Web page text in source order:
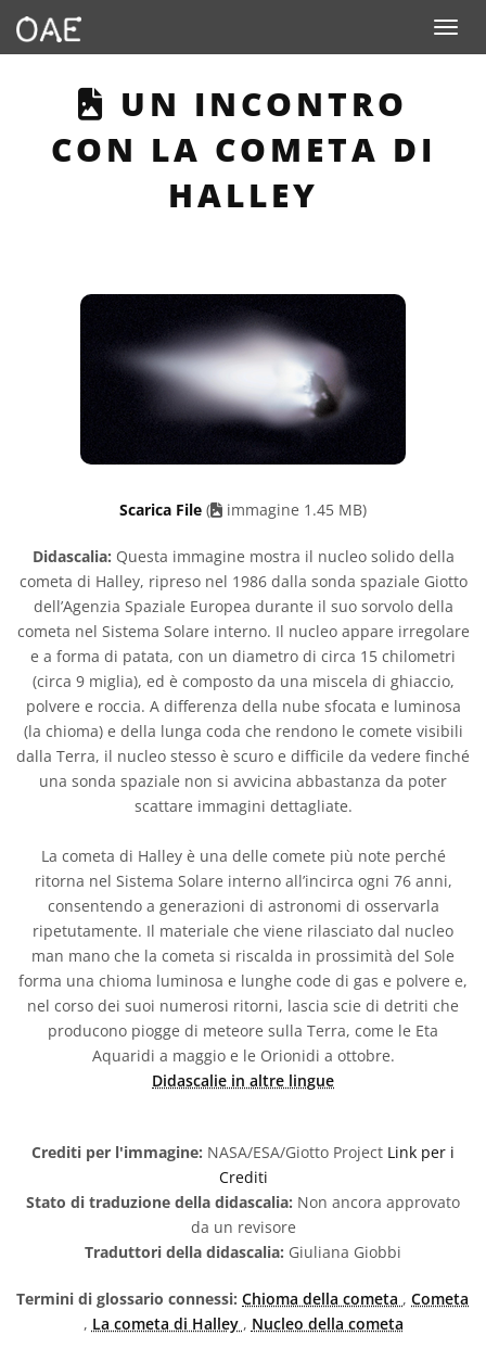
Toggle
THIS PAGE
UN INCONTRO
CON LA COMETA DI
HALLEY
Scarica File ( immagine 1.45 MB)
Didascalia: Questa immagine mostra il nucleo solido della
cometa di Halley, ripreso nel 1986 dalla sonda spaziale Giotto
dell’Agenzia Spaziale Europea durante il suo sorvolo della
cometa nel Sistema Solare interno. Il nucleo appare irregolare
e a forma di patata, con un diametro di circa 15 chilometri
(circa 9 miglia), ed è composto da una miscela di ghiaccio,
polvere e roccia. A differenza della nube sfocata e luminosa
(la chioma) e della lunga coda che rendono le comete visibili
dalla Terra, il nucleo stesso è scuro e difficile da vedere finché
una sonda spaziale non si avvicina abbastanza da poter
scattare immagini dettagliate.
La cometa di Halley è una delle comete più note perché
ritorna nel Sistema Solare interno all’incirca ogni 76 anni,
consentendo a generazioni di astronomi di osservarla
ripetutamente. Il materiale che viene rilasciato dal nucleo
man mano che la cometa si riscalda in prossimità del Sole
forma una chioma luminosa e lunghe code di gas e polvere e,
nel corso dei suoi numerosi ritorni, lascia scie di detriti che
producono piogge di meteore sulla Terra, come le Eta
Aquaridi a maggio e le Orionidi a ottobre.
Didascalie in altre lingue
Crediti per l'immagine: NASA/ESA/Giotto Project Link per i
Crediti
Stato di traduzione della didascalia: Non ancora approvato
da un revisore
Traduttori della didascalia: Giuliana Giobbi
Termini di glossario connessi: Chioma della cometa , Cometa
, La cometa di Halley , Nucleo della cometa